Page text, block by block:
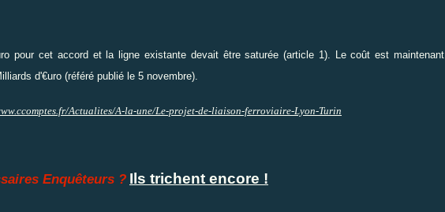
pour cet accord et la ligne existante devait être saturée (article 1). Le coût est maintenant
d'€uro (référé publié le 5 novembre).
Actualites/A-la-une/Le-projet-de-liaison-ferroviaire-Lyon-Turin
Enquêteurs ? Ils trichent encore !